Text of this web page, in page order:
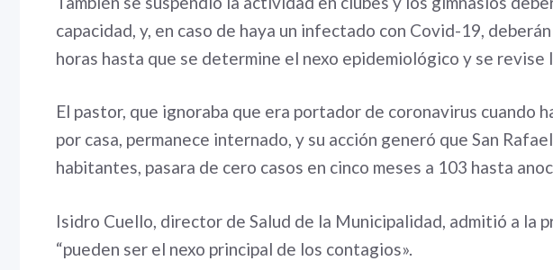
capacidad, y, en caso de haya un infectado con Covid-19,
horas hasta que se determine el nexo epidemiológico y se revise
El pastor, que ignoraba que era portador de coronavirus cuando
por casa, permanece internado, y su acción generó que San
habitantes, pasara de cero casos en cinco meses a 103 hasta
Isidro Cuello, director de Salud de la Municipalidad, admitió a la
“pueden ser el nexo principal de los contagios».